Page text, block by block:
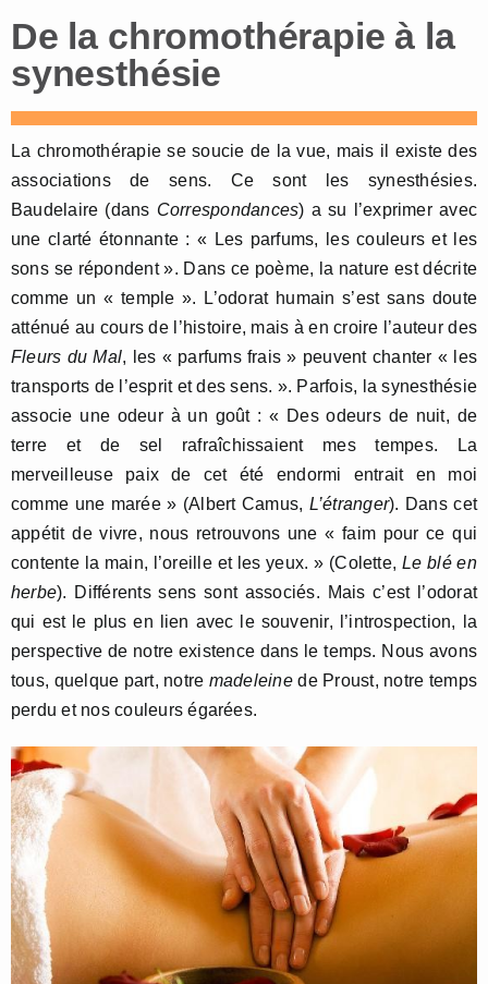
De la chromothérapie à la
synesthésie
La chromothérapie se soucie de la vue, mais il existe des
associations de sens. Ce sont les synesthésies.
Baudelaire (dans Correspondances) a su l’exprimer avec
une clarté étonnante : « Les parfums, les couleurs et les
sons se répondent ». Dans ce poème, la nature est décrite
comme un « temple ». L’odorat humain s’est sans doute
atténué au cours de l’histoire, mais à en croire l’auteur des
Fleurs du Mal, les « parfums frais » peuvent chanter « les
transports de l’esprit et des sens. ». Parfois, la synesthésie
associe une odeur à un goût : « Des odeurs de nuit, de
terre et de sel rafraîchissaient mes tempes. La
merveilleuse paix de cet été endormi entrait en moi
comme une marée » (Albert Camus, L’étranger). Dans cet
appétit de vivre, nous retrouvons une « faim pour ce qui
contente la main, l’oreille et les yeux. » (Colette, Le blé en
herbe). Différents sens sont associés. Mais c’est l’odorat
qui est le plus en lien avec le souvenir, l’introspection, la
perspective de notre existence dans le temps. Nous avons
tous, quelque part, notre madeleinede Proust, notre temps
perdu et nos couleurs égarées.